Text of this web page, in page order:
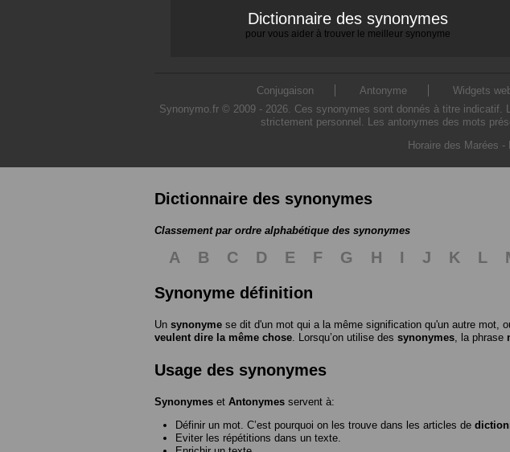
Dictionnaire des synonymes
pour vous aider à trouver le meilleur synonyme
Conjugaison Antonyme Widgets
Synonymo.fr © 2009 - 2026. Ces synonymes sont donnés à titre
strictement personnel. Les antonymes des mots
Horaire des Marées -
Dictionnaire des synonymes
Classement par ordre alphabétique des synonymes
A B C D E F G H I J K L
Synonyme définition
Un synonyme se dit d'un mot qui a la même signification qu'un autre mot,
veulent dire la même chose . Lorsqu’on utilise des synonymes , la phrase
Usage des synonymes
Synonymes et Antonymes servent à:
Définir un mot. C’est pourquoi on les trouve dans les articles de
Eviter les répétitions dans un texte.